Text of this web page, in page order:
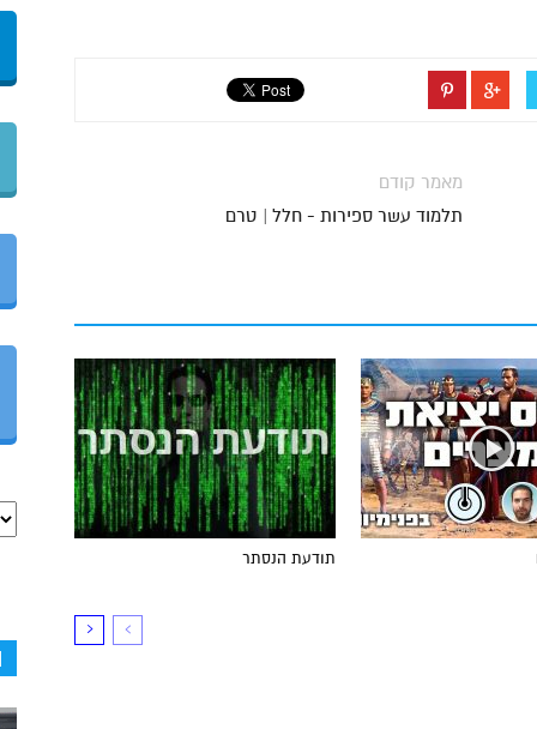
מאמר קודם
תלמוד עשר ספירות - חלל | טרם
תודעת הנסתר